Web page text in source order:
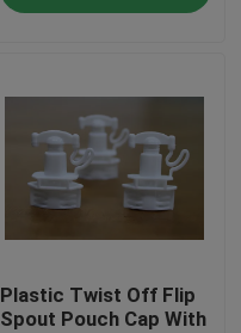
Plastic Twist Off Flip
Spout Pouch Cap With